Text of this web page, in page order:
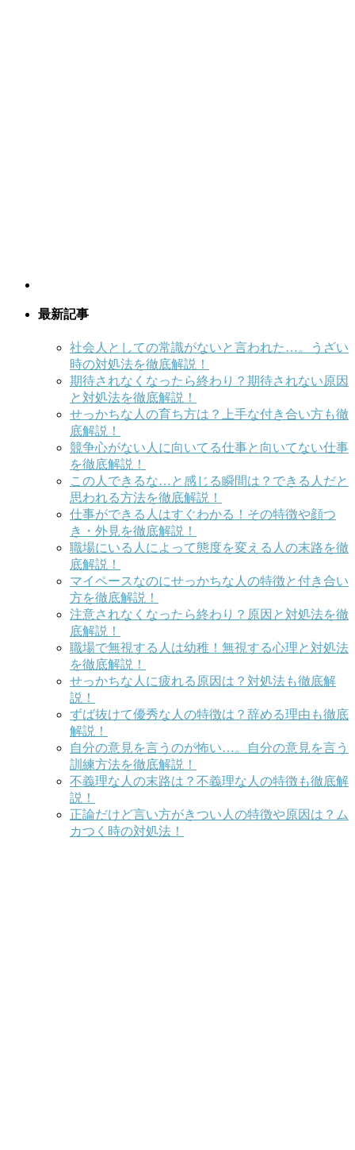
最新記事
社会人としての常識がないと言われた…。うざい
時の対処法を徹底解説！
期待されなくなったら終わり？期待されない原因
と対処法を徹底解説！
せっかちな人の育ち方は？上手な付き合い方も徹
底解説！
競争心がない人に向いてる仕事と向いてない仕事
を徹底解説！
この人できるな…と感じる瞬間は？できる人だと
思われる方法を徹底解説！
仕事ができる人はすぐわかる！その特徴や顔つ
き・外見を徹底解説！
職場にいる人によって態度を変える人の末路を徹
底解説！
マイペースなのにせっかちな人の特徴と付き合い
方を徹底解説！
注意されなくなったら終わり？原因と対処法を徹
底解説！
職場で無視する人は幼稚！無視する心理と対処法
を徹底解説！
せっかちな人に疲れる原因は？対処法も徹底解
説！
ずば抜けて優秀な人の特徴は？辞める理由も徹底
解説！
自分の意見を言うのが怖い…。自分の意見を言う
訓練方法を徹底解説！
不義理な人の末路は？不義理な人の特徴も徹底解
説！
正論だけど言い方がきつい人の特徴や原因は？ム
カつく時の対処法！